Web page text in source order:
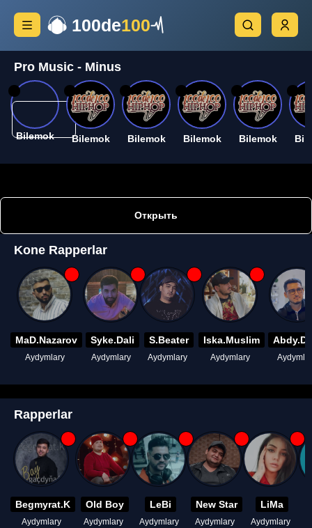
100de100
Pro Music - Minus
Bilemok Bilemok Bilemok Bilemok Bilemok
Открыть
Kone Rapperlar
MaD.Nazarov
Aydymlary
Syke.Dali
Aydymlary
S.Beater
Aydymlary
Iska.Muslim
Aydymlary
Rapperlar
Begmyrat.K
Aydymlary
Old Boy
Aydymlary
LeBi
Aydymlary
New Star
Aydymlary
LiMa
Aydymlary